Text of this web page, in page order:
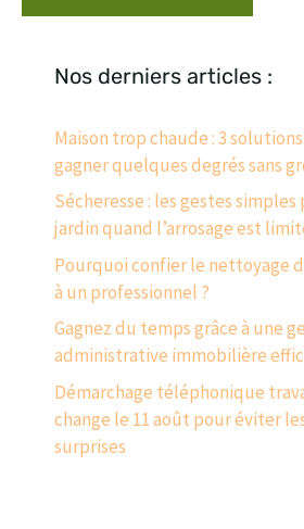
Nos derniers articles :
Maison trop chaude : 3
gagner quelques degrés sans
Sécheresse : les gestes simples
jardin quand l’arrosage est
Pourquoi confier le nettoyage
à un professionnel ?
Gagnez du temps grâce à une
administrative immobilière
Démarchage téléphonique
change le 11 août pour éviter
surprises